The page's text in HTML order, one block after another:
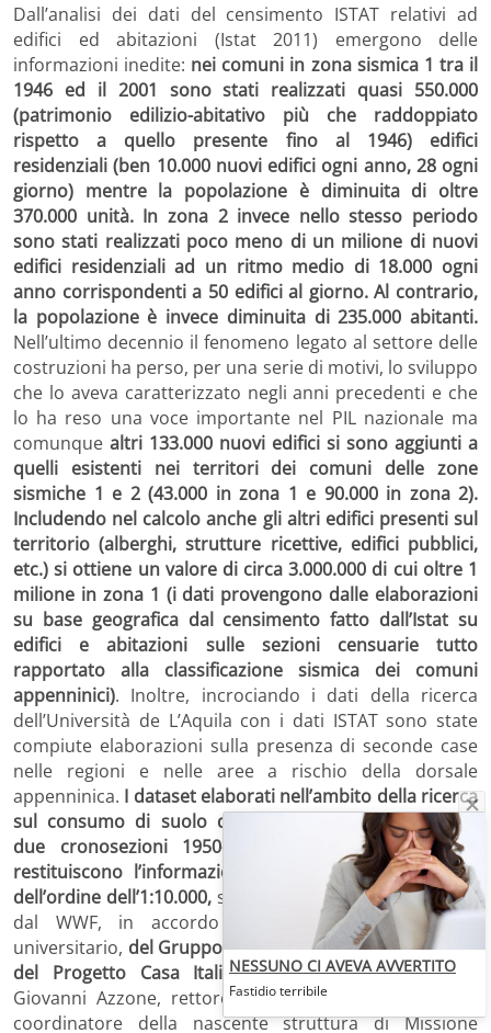
Dall’analisi dei dati del censimento ISTAT relativi ad
edifici ed abitazioni (Istat 2011) emergono delle
informazioni inedite: nei comuni in zona sismica 1 tra il
1946 ed il 2001 sono stati realizzati quasi 550.000
(patrimonio edilizio-abitativo più che raddoppiato
rispetto a quello presente fino al 1946) edifici
residenziali (ben 10.000 nuovi edifici ogni anno, 28 ogni
giorno) mentre la popolazione è diminuita di oltre
370.000 unità. In zona 2 invece nello stesso periodo
sono stati realizzati poco meno di un milione di nuovi
edifici residenziali ad un ritmo medio di 18.000 ogni
anno corrispondenti a 50 edifici al giorno. Al contrario,
la popolazione è invece diminuita di 235.000 abitanti.
Nell’ultimo decennio il fenomeno legato al settore delle
costruzioni ha perso, per una serie di motivi, lo sviluppo
che lo aveva caratterizzato negli anni precedenti e che
lo ha reso una voce importante nel PIL nazionale ma
comunque altri 133.000 nuovi edifici si sono aggiunti a
quelli esistenti nei territori dei comuni delle zone
sismiche 1 e 2 (43.000 in zona 1 e 90.000 in zona 2).
Includendo nel calcolo anche gli altri edifici presenti sul
territorio (alberghi, strutture ricettive, edifici pubblici,
etc.) si ottiene un valore di circa 3.000.000 di cui oltre 1
milione in zona 1 (i dati provengono dalle elaborazioni
su base geografica dal censimento fatto dall’Istat su
edifici e abitazioni sulle sezioni censuarie tutto
rapportato alla classificazione sismica dei comuni
appenninici). Inoltre, incrociando i dati della ricerca
dell’Università de L’Aquila con i dati ISTAT sono state
compiute elaborazioni sulla presenza di seconde case
nelle regioni e nelle aree a rischio della dorsale
appenninica. I dataset elaborati nell’ambito della ricerca
sul consumo di suolo dell’Università dell’Aquila nelle
due cronosezioni 1950-post 2000 (2000-2008), che
restituiscono l’informazione geografica ad una scala
dell’ordine dell’1:10.000, sono stati
messi a disposizione
dal WWF, in accordo con il gruppo di ricerca
universitario, del Gruppo di lavoro “Dati e informazioni”
del Progetto Casa Italia, coordinato dal professor
Giovanni Azzone, rettore del Politecnico di Milano e
coordinatore della nascente struttura di Missione
NESSUNO CI AVEVA AVVERTITO
Fastidio terribile